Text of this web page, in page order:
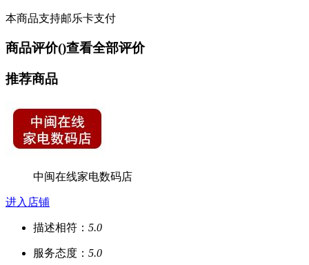
本商品支持邮乐卡支付
商品评价()查看全部评价
推荐商品
中闽在线家电数码店
进入店铺
描述相符： 5.0
服务态度： 5.0